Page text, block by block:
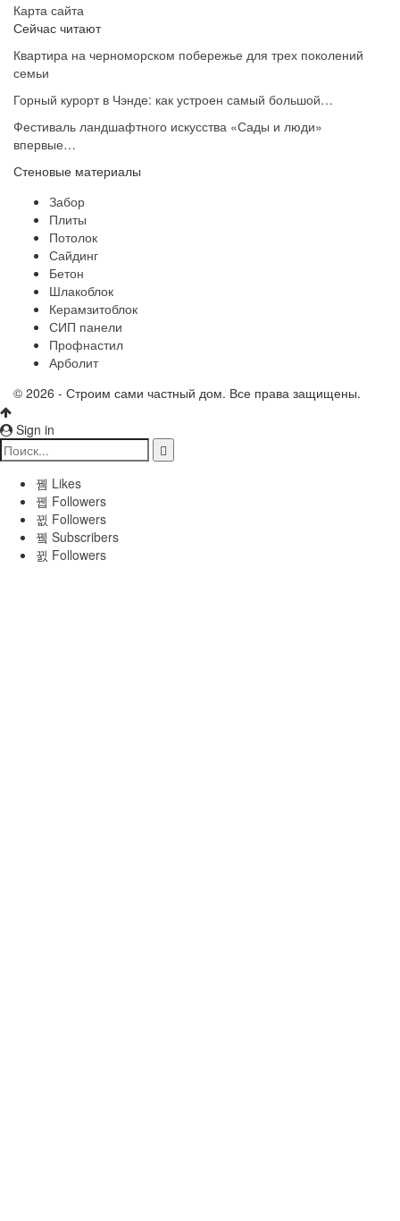
Карта сайта
Сейчас читают
Квартира на черноморском побережье для трех поколений
семьи
Горный курорт в Чэнде: как устроен самый большой…
Фестиваль ландшафтного искусства «Сады и люди»
впервые…
Стеновые материалы
Забор
Плиты
Потолок
Сайдинг
Бетон
Шлакоблок
Керамзитоблок
СИП панели
Профнастил
Арболит
© 2026 - Строим сами частный дом. Все права защищены.
Sign in
Likes
Followers
Followers
Subscribers
Followers